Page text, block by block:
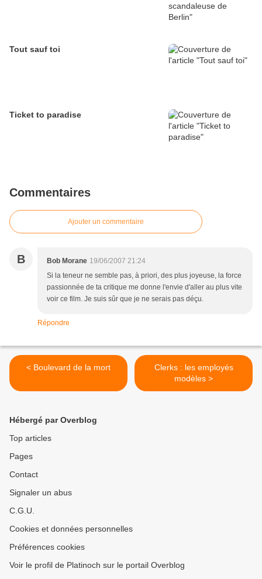
Tout sauf toi
Ticket to paradise
Commentaires
Ajouter un commentaire
B Bob Morane 19/06/2007 21:24
Si la teneur ne semble pas, à priori, des plus joyeuse, la force
passionnée de ta critique me donne l'envie d'aller au plus vite
voir ce film. Je suis sûr que je ne serais pas déçu.
Répondre
< Boulevard de la mort
Clerks : les employés
modèles >
Hébergé par Overblog
Top articles
Pages
Contact
Signaler un abus
C.G.U.
Cookies et données personnelles
Préférences cookies
Voir le profil de Platinoch sur le portail Overblog